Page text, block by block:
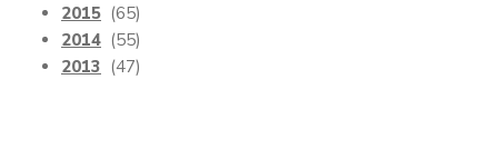
2015 (65)
2014 (55)
2013 (47)